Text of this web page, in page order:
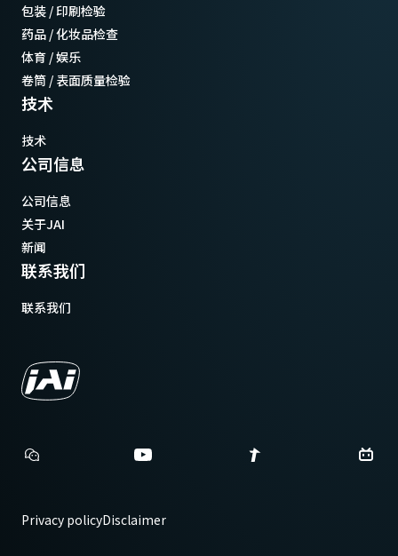
包装 / 印刷检验
药品 / 化妆品检查
体育 / 娱乐
卷筒 / 表面质量检验
技术
技术
公司信息
公司信息
关于JAI
新闻
联系我们
联系我们
Privacy policyDisclaimer